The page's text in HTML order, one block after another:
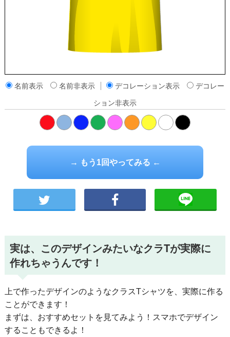
名前表示 名前非表示 デコレーション表示 デコレー
ション非表示
→ もう1回やってみる ←
実は、このデザインみたいなクラTが実際に
作れちゃうんです！
上で作ったデザインのようなクラスTシャツを、実際に作る
ことができます！
まずは、おすすめセットを見てみよう！スマホでデザイン
することもできるよ！